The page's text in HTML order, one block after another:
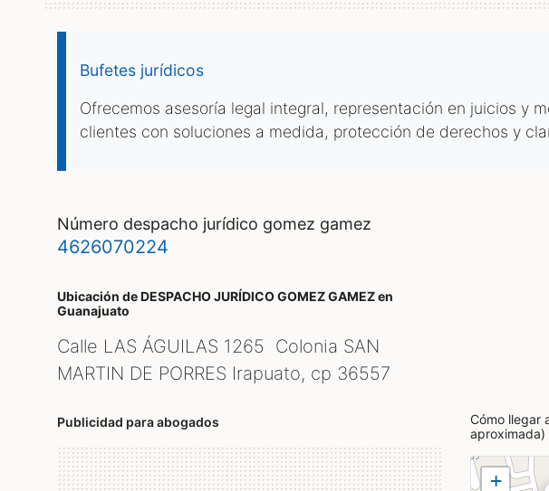
Bufetes jurídicos
Ofrecemos asesoría legal integral, representación en juicios y
clientes con soluciones a medida, protección de derechos y
número despacho jurídico gomez gamez
4626070224
Ubicación de DESPACHO JURÍDICO GOMEZ GAMEZen
Guanajuato
Calle LAS ÁGUILAS 1265 Colonia SAN
MARTIN DE PORRES Irapuato, cp 36557
Publicidad para abogados
Cómo llegar
aproximada)
+